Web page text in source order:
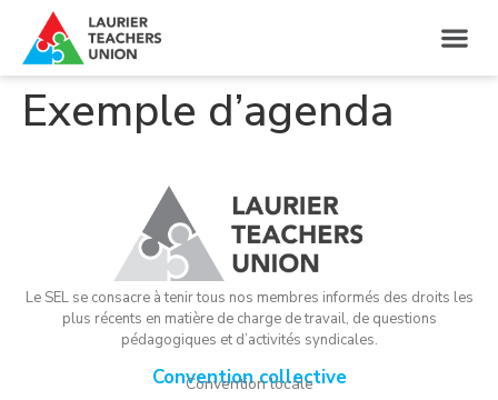
Exemple d’agenda
Le SEL se consacre à tenir tous nos membres informés des droits les
plus récents en matière de charge de travail, de questions
pédagogiques et d’activités syndicales.
Convention collective
Convention locale